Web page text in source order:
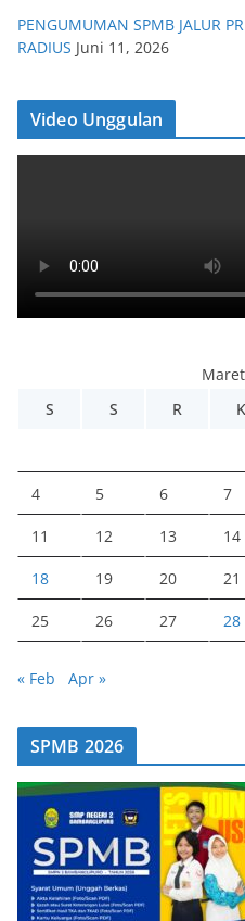
PENGUMUMAN SPMB JALUR
RADIUS Juni 11, 2026
Video Unggulan
S
S R K
4 5 6 7
11 12 13 14
18 19 20 21
25 26 27 28
« Feb Apr »
SPMB 2026